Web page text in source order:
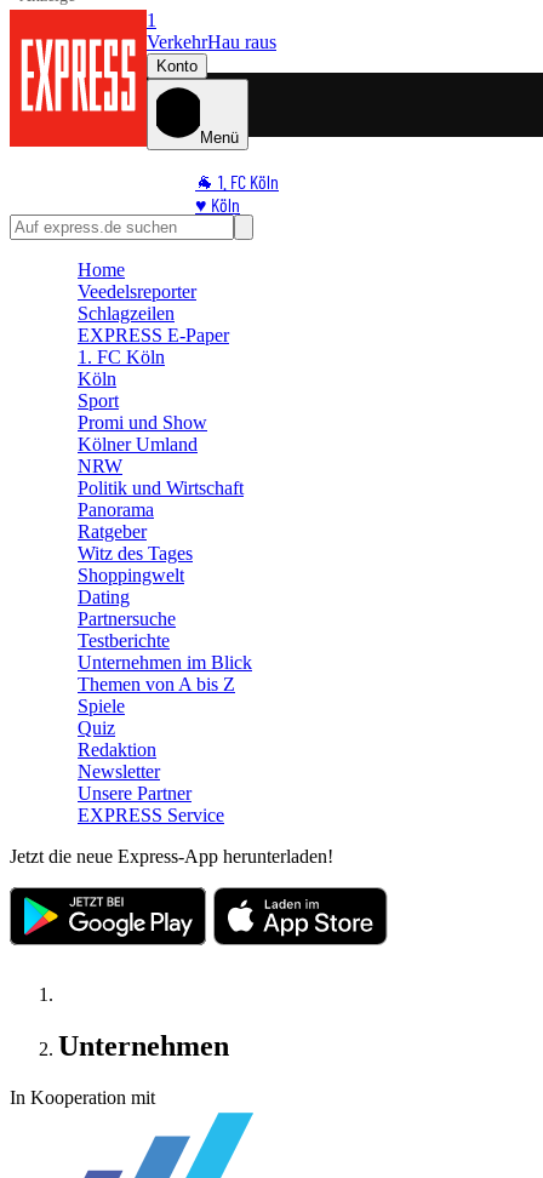
1
VerkehrHau raus
Konto
Menü
🐐 1. FC Köln
♥️ Köln
🛒 Shoppingwelt
Home
Veedelsreporter
Schlagzeilen
EXPRESS E-Paper
1. FC Köln
Köln
Sport
Promi und Show
Kölner Umland
NRW
Politik und Wirtschaft
Panorama
Ratgeber
Witz des Tages
Shoppingwelt
Dating
Partnersuche
Testberichte
Unternehmen im Blick
Themen von A bis Z
Spiele
Quiz
Redaktion
Newsletter
Unsere Partner
EXPRESS Service
Jetzt die neue Express-App herunterladen!
Unternehmen
In Kooperation mit